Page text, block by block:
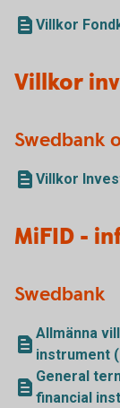
Villkor
Villkor
Swedbank
Villkor
MiFID -
Swedbank
Allmänna
instrument
General
financial